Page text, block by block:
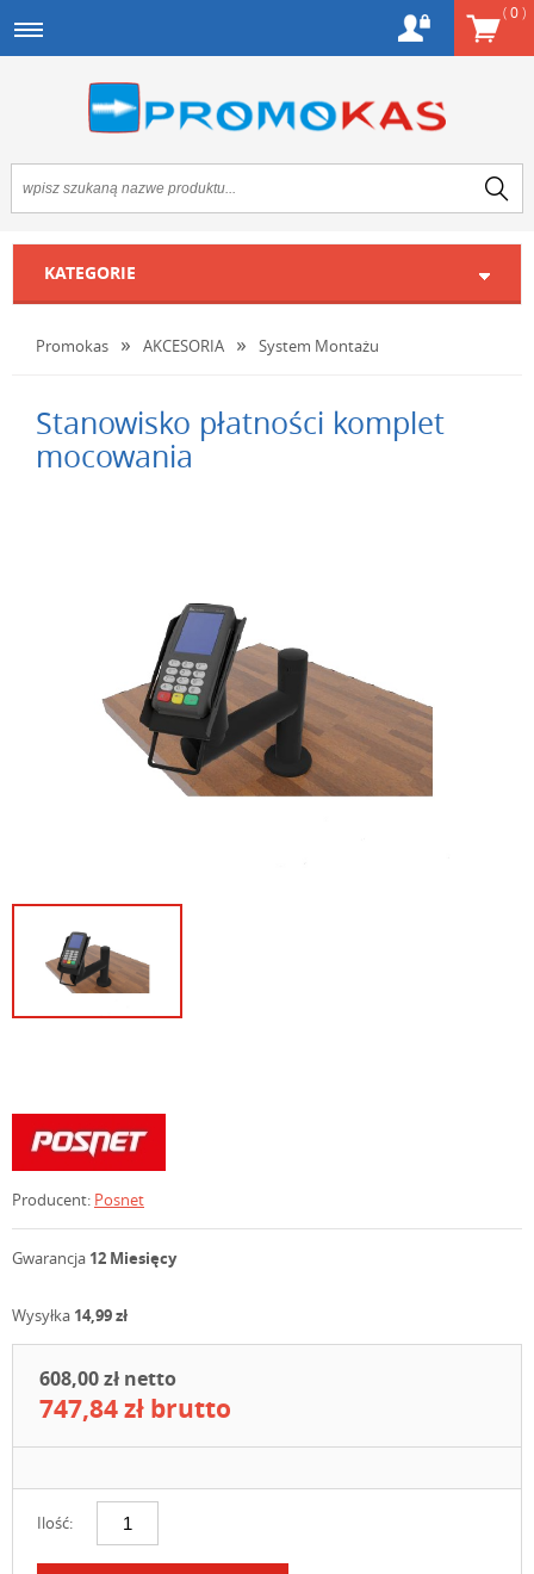
(0)
KATEGORIE
Promokas AKCESORIA System Montażu
Stanowisko płatności komplet
mocowania
Producent: Posnet
Gwarancja 12 Miesięcy
Wysyłka 14,99 zł
608,00 zł netto
747,84 zł brutto
Ilość: